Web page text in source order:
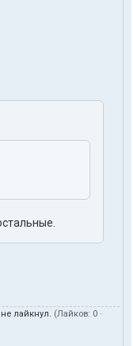
лайкнул. (Лайков: 0 ·